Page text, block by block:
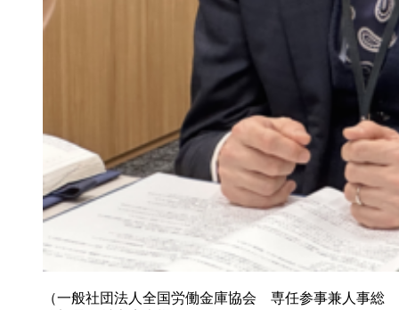
（一般社団法人全国労働金庫協会 専任参事兼人事総